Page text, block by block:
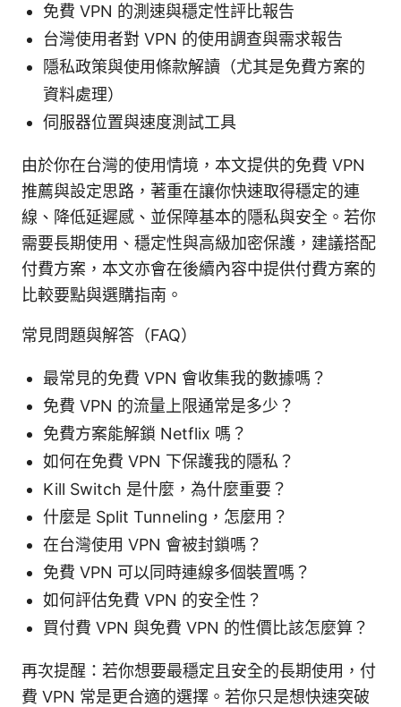
免費 VPN 的測速與穩定性評比報告
台灣使用者對 VPN 的使用調查與需求報告
隱私政策與使用條款解讀（尤其是免費方案的
資料處理）
伺服器位置與速度測試工具
由於你在台灣的使用情境，本文提供的免費 VPN
推薦與設定思路，著重在讓你快速取得穩定的連
線、降低延遲感、並保障基本的隱私與安全。若你
需要長期使用、穩定性與高級加密保護，建議搭配
付費方案，本文亦會在後續內容中提供付費方案的
比較要點與選購指南。
常見問題與解答（FAQ）
最常見的免費 VPN 會收集我的數據嗎？
免費 VPN 的流量上限通常是多少？
免費方案能解鎖 Netflix 嗎？
如何在免費 VPN 下保護我的隱私？
Kill Switch 是什麼，為什麼重要？
什麼是 Split Tunneling，怎麼用？
在台灣使用 VPN 會被封鎖嗎？
免費 VPN 可以同時連線多個裝置嗎？
如何評估免費 VPN 的安全性？
買付費 VPN 與免費 VPN 的性價比該怎麼算？
再次提醒：若你想要最穩定且安全的長期使用，付
費 VPN 常是更合適的選擇。若你只是想快速突破